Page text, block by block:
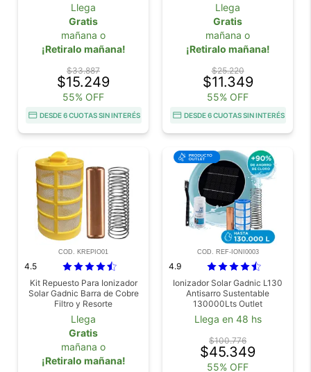
Plus para Ionizadores de
Pileta
Llega
Gratis
mañana o
¡Retiralo mañana!
$33.887
$15.249
55% OFF
DESDE 6 CUOTAS SIN INTERÉS
Llega
Gratis
mañana o
¡Retiralo mañana!
$25.220
$11.349
55% OFF
DESDE 6 CUOTAS SIN INTERÉS
COD. KREPIO01
4.5
Kit Repuesto Para Ionizador
Solar Gadnic Barra de Cobre
Filtro y Resorte
Llega
Gratis
mañana o
¡Retiralo mañana!
COD. REF-IONI0003
4.9
Ionizador Solar Gadnic L130
Antisarro Sustentable
130000Lts Outlet
Llega en 48 hs
$100.776
$45.349
55% OFF